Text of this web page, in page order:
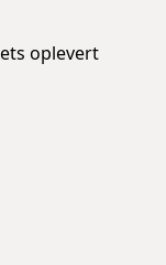
oplevert